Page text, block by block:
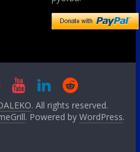
. All rights reserved.
. Powered byWordPress.